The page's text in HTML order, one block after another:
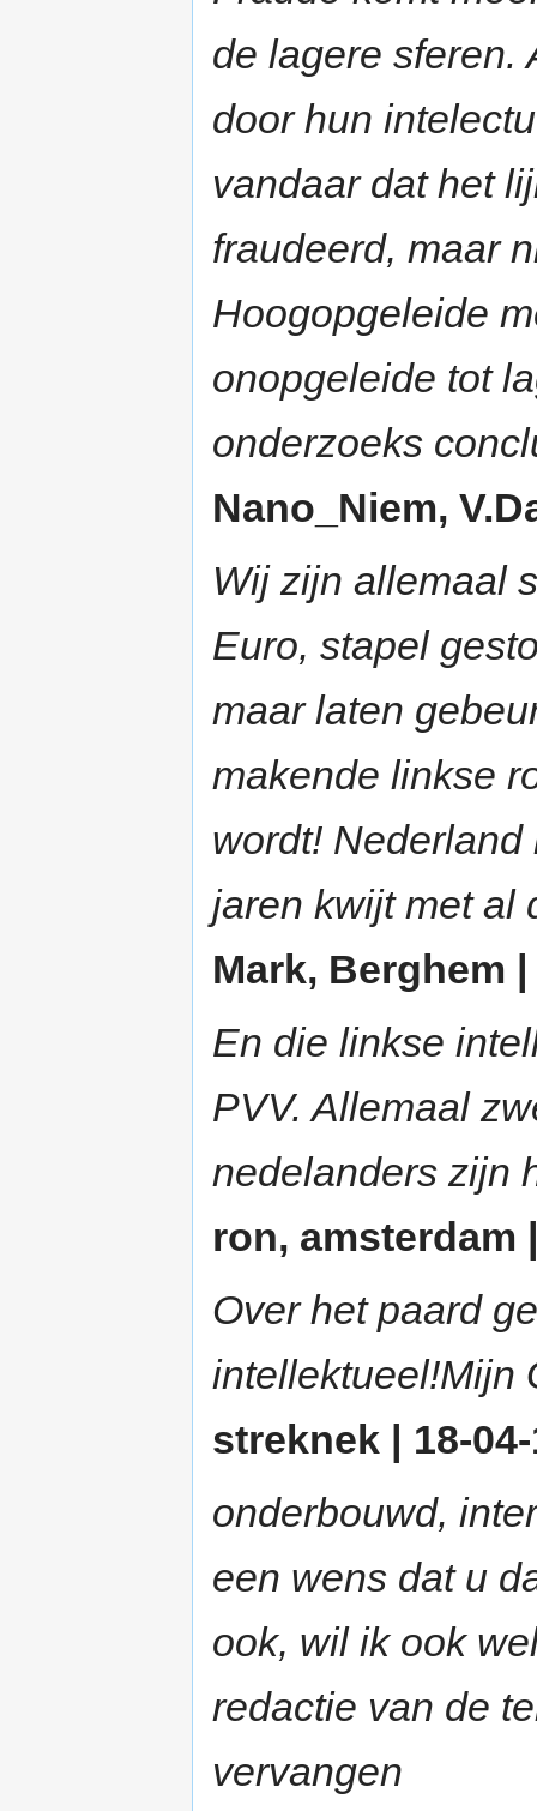
de lagere sferen.
door hun
vandaar dat het
fraudeerd, maar
Hoogopgeleide
onopgeleide tot
onderzoeks
Nano_Niem,
Wij zijn allemaal
Euro, stapel
maar laten
makende linkse
wordt!
jaren kwijt met al
Mark, Berghem
En die linkse
PVV. Allemaal
nedelanders zijn
ron, amsterdam
Over het paard
intellektueel!Mijn
streknek | 18-
onderbouwd,
een wens dat u
ook, wil ik ook
redactie van de
vervangen